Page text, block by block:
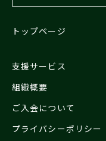
トップページ
支援サービス
組織概要
ご入会について
プライバシーポリシー